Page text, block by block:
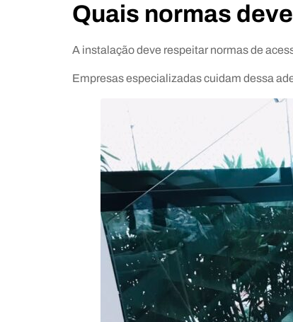
Quais normas
A instalação deve respeitar normas de
Empresas especializadas cuidam dessa